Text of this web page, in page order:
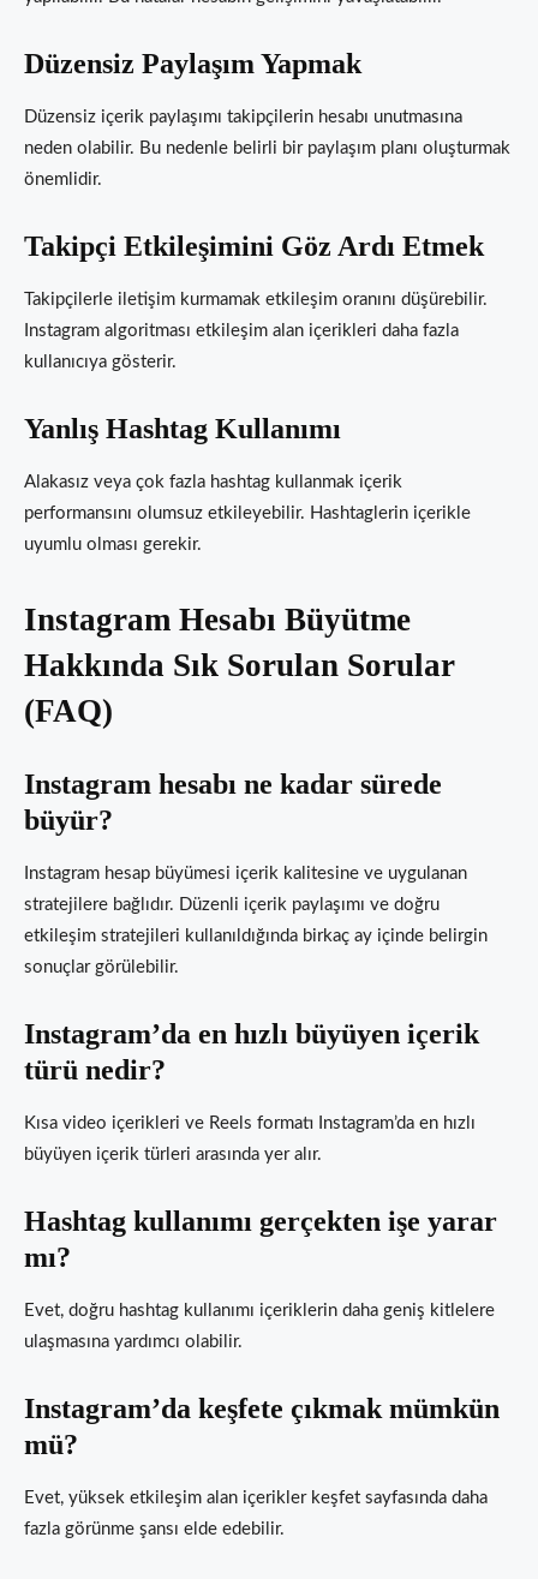
Düzensiz Paylaşım Yapmak
Düzensiz içerik paylaşımı takipçilerin hesabı unutmasına
neden olabilir. Bu nedenle belirli bir paylaşım planı oluşturmak
önemlidir.
Takipçi Etkileşimini Göz Ardı Etmek
Takipçilerle iletişim kurmamak etkileşim oranını düşürebilir.
Instagram algoritması etkileşim alan içerikleri daha fazla
kullanıcıya gösterir.
Yanlış Hashtag Kullanımı
Alakasız veya çok fazla hashtag kullanmak içerik
performansını olumsuz etkileyebilir. Hashtaglerin içerikle
uyumlu olması gerekir.
Instagram Hesabı Büyütme
Hakkında Sık Sorulan Sorular
(FAQ)
Instagram hesabı ne kadar sürede
büyür?
Instagram hesap büyümesi içerik kalitesine ve uygulanan
stratejilere bağlıdır. Düzenli içerik paylaşımı ve doğru
etkileşim stratejileri kullanıldığında birkaç ay içinde belirgin
sonuçlar görülebilir.
Instagram’da en hızlı büyüyen içerik
türü nedir?
Kısa video içerikleri ve Reels formatı Instagram’da en hızlı
büyüyen içerik türleri arasında yer alır.
Hashtag kullanımı gerçekten işe yarar
mı?
Evet, doğru hashtag kullanımı içeriklerin daha geniş kitlelere
ulaşmasına yardımcı olabilir.
Instagram’da keşfete çıkmak mümkün
mü?
Evet, yüksek etkileşim alan içerikler keşfet sayfasında daha
fazla görünme şansı elde edebilir.